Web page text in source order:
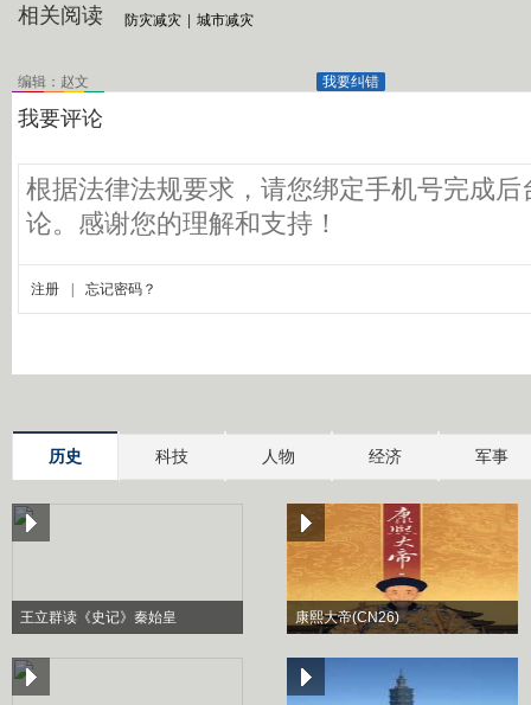
相关阅读 防灾减灾 城市减灾
我要纠错
编辑：赵文
历史 科技 人物 经济 军事
王立群读《史记》秦始皇 康熙大帝(CN26)